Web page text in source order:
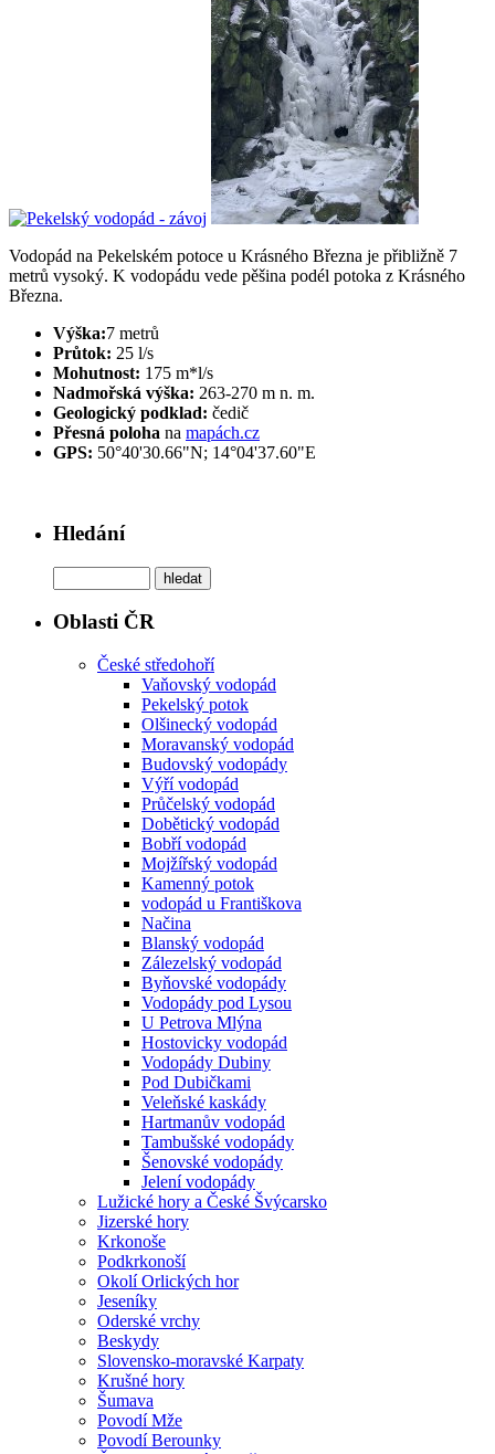
Vodopád na Pekelském potoce u Krásného Března je přibližně 7
metrů vysoký. K vodopádu vede pěšina podél potoka z Krásného
Března.
Výška:7 metrů
Průtok: 25 l/s
Mohutnost: 175 m*l/s
Nadmořská výška: 263-270 m n. m.
Geologický podklad: čedič
Přesná poloha na mapách.cz
GPS: 50°40'30.66"N; 14°04'37.60"E
Hledání
Oblasti ČR
České středohoří
Vaňovský vodopád
Pekelský potok
Olšinecký vodopád
Moravanský vodopád
Budovský vodopády
Výří vodopád
Průčelský vodopád
Dobětický vodopád
Bobří vodopád
Mojžířský vodopád
Kamenný potok
vodopád u Františkova
Načina
Blanský vodopád
Zálezelský vodopád
Byňovské vodopády
Vodopády pod Lysou
U Petrova Mlýna
Hostovicky vodopád
Vodopády Dubiny
Pod Dubičkami
Veleňské kaskády
Hartmanův vodopád
Tambušské vodopády
Šenovské vodopády
Jelení vodopády
Lužické hory a České Švýcarsko
Jizerské hory
Krkonoše
Podkrkonoší
Okolí Orlických hor
Jeseníky
Oderské vrchy
Beskydy
Slovensko-moravské Karpaty
Krušné hory
Šumava
Povodí Mže
Povodí Berounky